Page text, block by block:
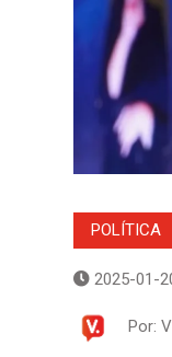
POLÍTICA
2025-01-
Por: